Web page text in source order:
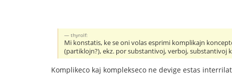
thyrolf:
Mi konstatis, ke se oni volas esprimi komplikajn
(partiklojn?), ekz. por substantivoj, verboj, substantivoj
Komplikeco kaj komplekseco ne devige estas